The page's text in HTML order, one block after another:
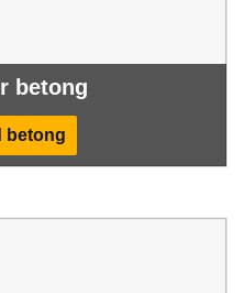
betong
betong